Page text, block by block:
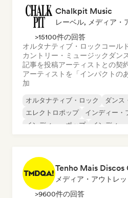
Chalkpit Music
>15100件の回答
オルタナティブ・ロック コール
カントリー・ミュージック ダン
記事を投稿アーティストとの契
アーティストを「インパクトの
加
オルタナティブ・ロック
ダンス
エレクトロポップ
インディー・
インディー・ポップ
インディー
Tenho Mais Discos
メディア・アウトレ
>9600件の回答